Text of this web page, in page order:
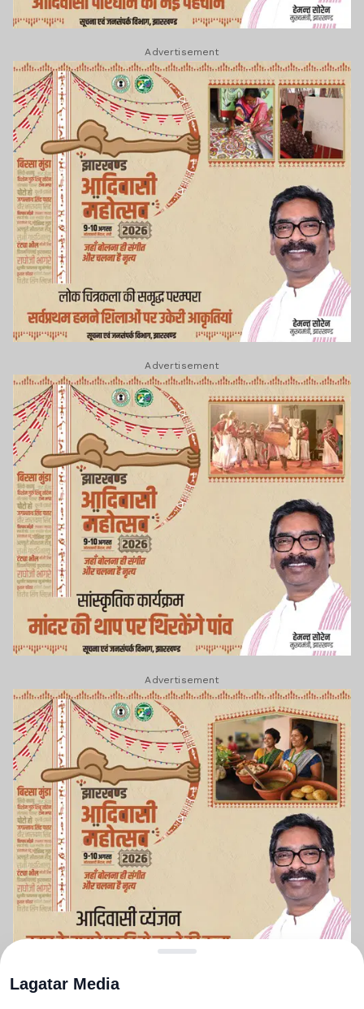
Advertisement
Advertisement
Advertisement
Lagatar Media